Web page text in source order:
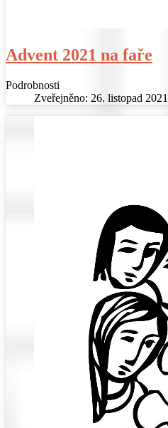
Advent 2021 na faře
Podrobnosti
Zveřejněno: 26. listopad 2021